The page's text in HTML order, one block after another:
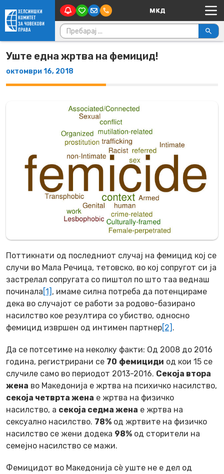
Skip to content Main Navigation
Пребарувај за:
Уште една жртва на фемицид!
октомври 16, 2018
Поттикнати од последниот случај на фемицид кој се
случи во Мала Речица, тетовско, во кој сопругот си ја
застрелал сопругата со пиштол по што таа веднаш
починала[1] , имаме силна потреба да потенцираме
дека во случајот се работи за родово-базирано
насилство кое резултира со убиство, односно
фемицид извршен од интимен партнер[2] .
Да се потсетиме на неколку факти: Од 2008 до 2016
година, регистрирани се 70 фемициди од кои 15 се
случиле само во периодот 2013-2016. Секоја втора
жена во Македонија е жртва на психичко насилство,
секоја четврта жена е жртва на физичко
насилство, а секоја седма жена е жртва на
сексуално насилство. 78% од жртвите на физичко
насилство се жени додека 98% од сторители на
семејно насилство се мажи.
Фемицидот во Македонија сè уште не е дел од